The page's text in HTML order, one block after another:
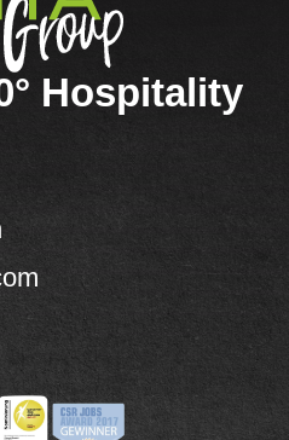
Hospitality